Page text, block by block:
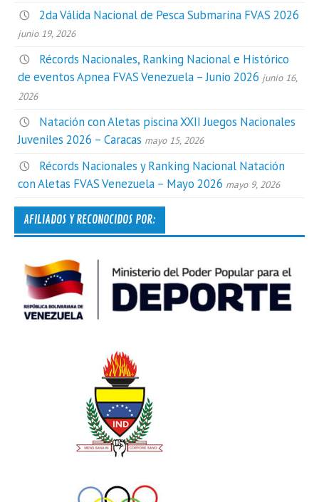
2da Válida Nacional de Pesca Submarina FVAS 2026
junio 19, 2026
Récords Nacionales, Ranking Nacional e Histórico
de eventos Apnea FVAS Venezuela – Junio 2026 junio 16,
2026
Natación con Aletas piscina XXII Juegos Nacionales
Juveniles 2026 – Caracas mayo 15, 2026
Récords Nacionales y Ranking Nacional Natación
con Aletas FVAS Venezuela – Mayo 2026 mayo 9, 2026
AFILIADOS Y RECONOCIDOS POR: